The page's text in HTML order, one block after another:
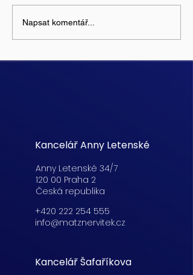
Napsat komentář...
Kancelář Anny Letenské
Anny Letenské 34/7
120 00 Praha 2
Česká republika
+420 222 254 555
info@matznervitek.cz
Kancelář Šafaříkova